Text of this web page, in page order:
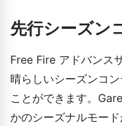
先行シーズン
Free Fire アドバンス
晴らしいシーズンコ
ことができます。
かのシーズナルモー